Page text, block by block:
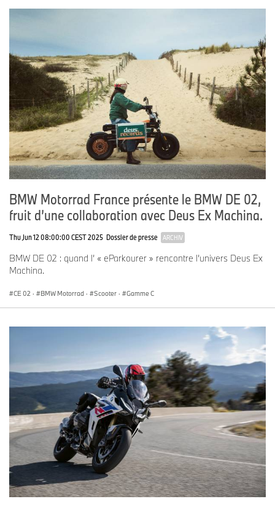
BMW Motorrad France présente le BMW DE 02,
fruit d’une collaboration avec Deus Ex Machina.
Thu Jun 12 08:00:00 CEST 2025 Dossier de presse ARCHIV
BMW DE 02 : quand l’ « eParkourer » rencontre l’univers Deus Ex
Machina.
CE 02 · BMW Motorrad · Scooter · Gamme C